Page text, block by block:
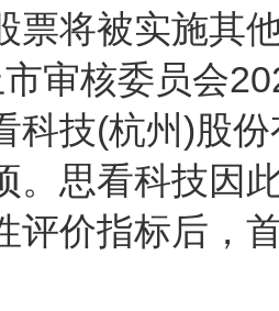
票将被实施其
审核委员会
科技(杭州)股
。思看科技因
评价指标后，